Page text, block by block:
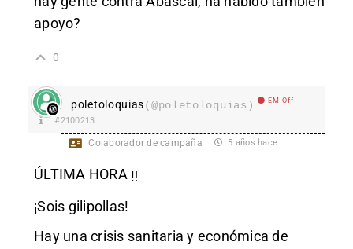
apoyo?
0
poletoloquias(@poletoloquias) EM Off
#2100213
Colaborador de campaña 5 años hace
ÚLTIMA HORA‼
¡Sois gilipollas!
Hay una crisis sanitaria y económica de